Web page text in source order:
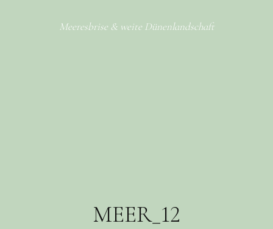
Meeresbrise & weite Dünenlandschaft
MEER_12